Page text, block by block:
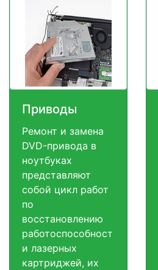
Приводы
Ремонт и замена
DVD-привода в
ноутбуках
представляют
собой цикл работ
по
восстановлению
работоспособност
и лазерных
картриджей, их